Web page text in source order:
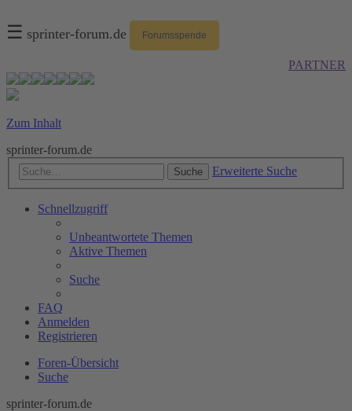
☰ sprinter-forum.de Forumsspende
PARTNER
Zum Inhalt
sprinter-forum.de
Suche Erweiterte Suche
Schnellzugriff
Unbeantwortete Themen
Aktive Themen
Suche
FAQ
Anmelden
Registrieren
Foren-Übersicht
Suche
sprinter-forum.de